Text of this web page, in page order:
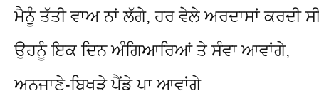
ਮੈਨੂੰ ਤੱਤੀ ਵਾਅ ਨਾਂ ਲੱਗੇ, ਹਰ ਵੇਲੇ ਅਰਦਾਸਾਂ ਕਰਦੀ
ਉਹਨੂੰ ਇਕ ਦਿਨ ਅੰਗਿਆਰਿਆਂ ਤੇ ਸੰਵਾ ਆਵਾਂਗੇ,
ਅਨਜਾਣੇ-ਬਿਖੜੇ ਪੈਂਡੇ ਪਾ ਆਵਾਂਗੇ